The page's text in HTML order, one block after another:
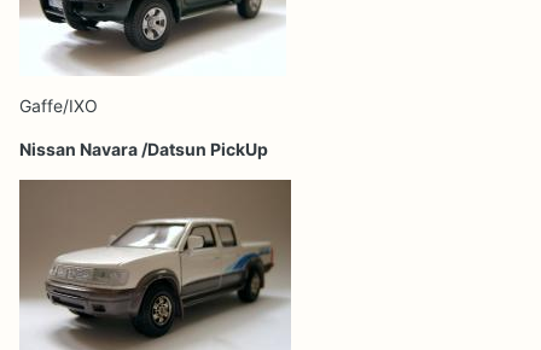
Gaffe/IXO
Nissan Navara /Datsun PickUp